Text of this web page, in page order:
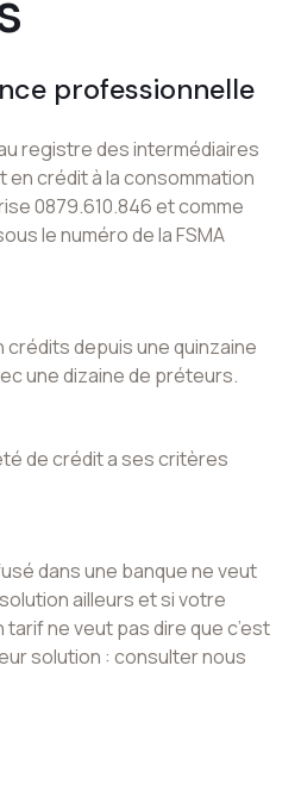
professionnelle
registre des intermédiaires
crédit à la consommation
0879.610.846 et comme
le numéro de la FSMA
depuis une quinzaine
une dizaine de préteurs.
de crédit a ses critères
dans une banque ne veut
solution ailleurs et si votre
ne veut pas dire que c’est
solution : consulter nous